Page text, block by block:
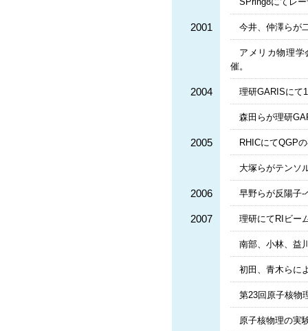
2001 今井、仲澤らが
アメリカ物理学
催。
2004 理研GARISにて
森田らが理研
2005 RHICにてQGP
大塚らがテンソ
2006 早野らが反陽子-
2007 理研にてRIビー
南部、小林、益
初田、青木らに
第23回原子核物
原子核物理の実